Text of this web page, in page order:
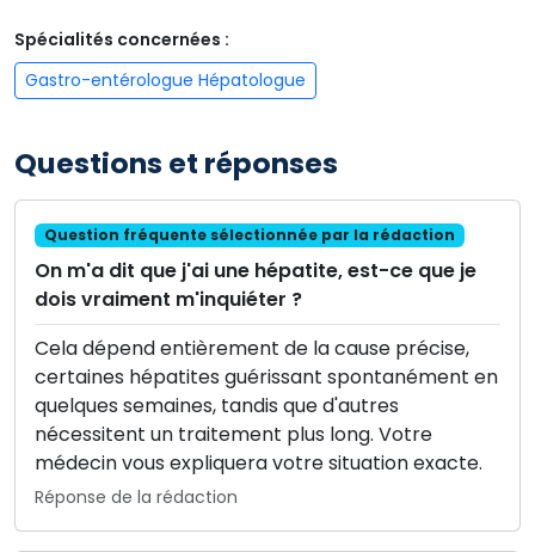
Spécialités concernées :
Gastro-entérologue Hépatologue
Questions et réponses
Question fréquente sélectionnée par la rédaction
On m'a dit que j'ai une hépatite, est-ce que je
dois vraiment m'inquiéter ?
Cela dépend entièrement de la cause précise,
certaines hépatites guérissant spontanément en
quelques semaines, tandis que d'autres
nécessitent un traitement plus long. Votre
médecin vous expliquera votre situation exacte.
Réponse de la rédaction